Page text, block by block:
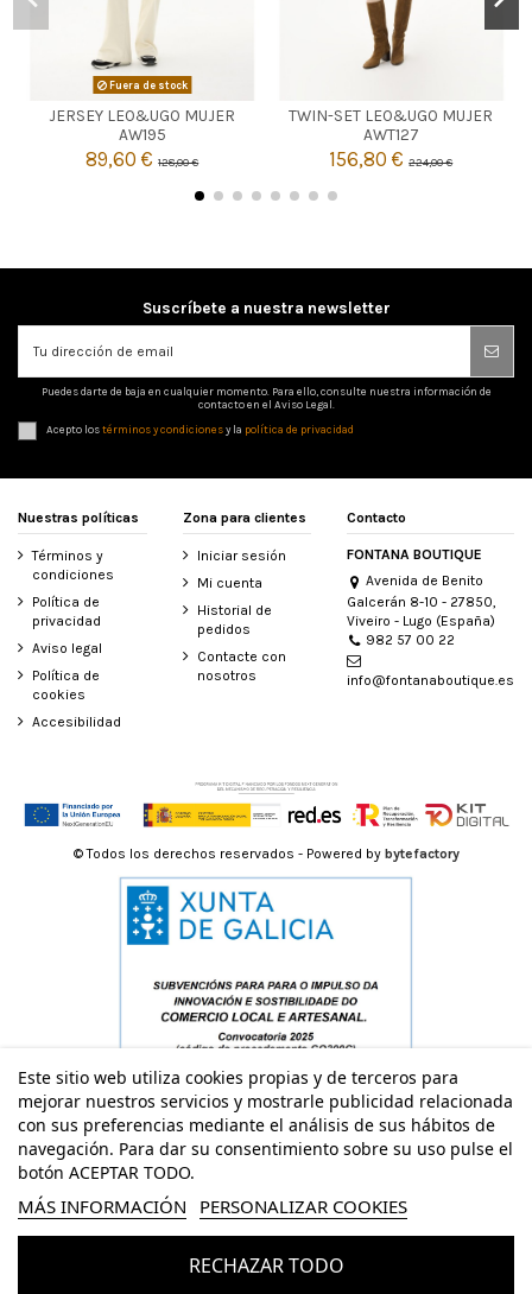
Fuera de stock
JERSEY LEO&UGO MUJER
AW195
89,60 €128,00 €
 Agotado
TWIN-SET LEO&UGO MUJER
AWT127
156,80 €224,00 €
2

Suscríbete a nuestra newsletter
Puedes darte de baja en cualquier momento. Para ello, consulte nuestra información de
contacto en el Aviso Legal.
Acepto lostérminos y condicionesy la política de privacidad
Nuestras políticas
Términos y
condiciones
Política de
privacidad
Aviso legal
Política de
cookies
Accesibilidad
Zona para clientes
Iniciar sesión
Mi cuenta
Historial de
pedidos
Contacte con
nosotros
Contacto
FONTANA BOUTIQUE
Avenida de Benito
Galcerán 8-10 - 27850,
Viveiro - Lugo (España)
982 57 00 22
info@fontanaboutique.es
Este sitio web utiliza cookies propias y de terceros para
mejorar nuestros servicios y mostrarle publicidad relacionada
con sus preferencias mediante el análisis de sus hábitos de
navegación. Para dar su consentimiento sobre su uso pulse el
botón ACEPTAR TODO.
MÁS INFORMACIÓN PERSONALIZAR COOKIES
RECHAZAR TODO
© Todos los derechos reservados - Powered by bytefactory